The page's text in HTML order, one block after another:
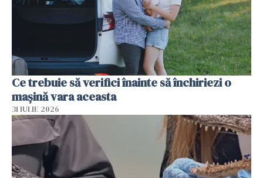
Ce trebuie să verifici înainte să închiriezi o
mașină vara aceasta
31 IULIE 2026